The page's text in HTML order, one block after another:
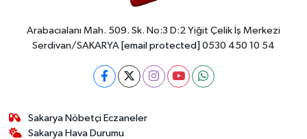
Arabacıalanı Mah. 509. Sk. No:3 D:2 Yiğit Çelik İş Merkezi
Serdivan/SAKARYA [email protected] 0530 450 10 54
Sakarya Nöbetçi Eczaneler
Sakarya Hava Durumu